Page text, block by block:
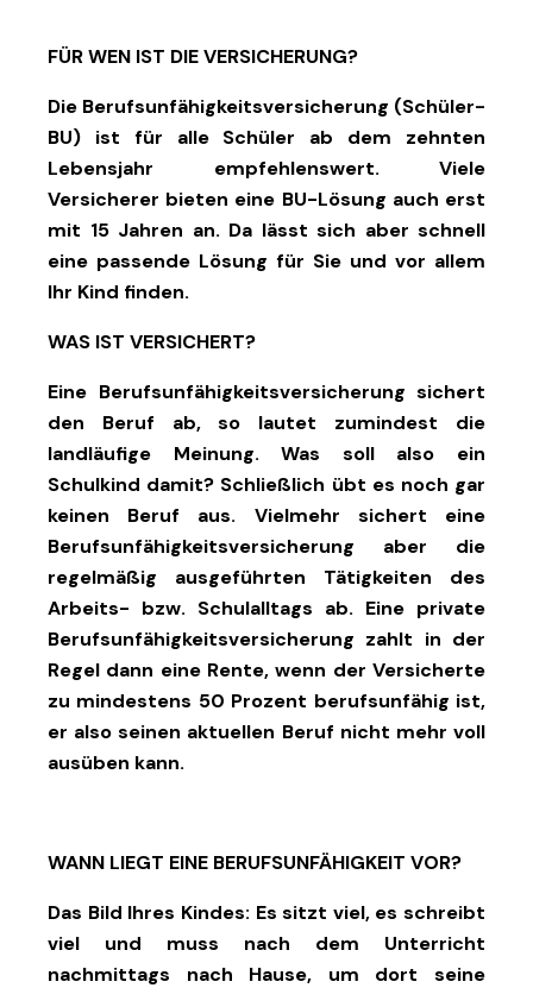
FÜR WEN IST DIE VERSICHERUNG?
Die Berufsunfähigkeitsversicherung (Schüler-
BU) ist für alle Schüler ab dem zehnten
Lebensjahr empfehlenswert. Viele
Versicherer bieten eine BU-Lösung auch erst
mit 15 Jahren an. Da lässt sich aber schnell
eine passende Lösung für Sie und vor allem
Ihr Kind finden.
WAS IST VERSICHERT?
Eine Berufsunfähigkeitsversicherung sichert
den Beruf ab, so lautet zumindest die
landläufige Meinung. Was soll also ein
Schulkind damit? Schließlich übt es noch gar
keinen Beruf aus. Vielmehr sichert eine
Berufsunfähigkeitsversicherung aber die
regelmäßig ausgeführten Tätigkeiten des
Arbeits- bzw. Schulalltags ab. Eine private
Berufsunfähigkeitsversicherung zahlt in der
Regel dann eine Rente, wenn der Versicherte
zu mindestens 50 Prozent berufsunfähig ist,
er also seinen aktuellen Beruf nicht mehr voll
ausüben kann.
WANN LIEGT EINE BERUFSUNFÄHIGKEIT VOR?
Das Bild Ihres Kindes: Es sitzt viel, es schreibt
viel und muss nach dem Unterricht
nachmittags nach Hause, um dort seine